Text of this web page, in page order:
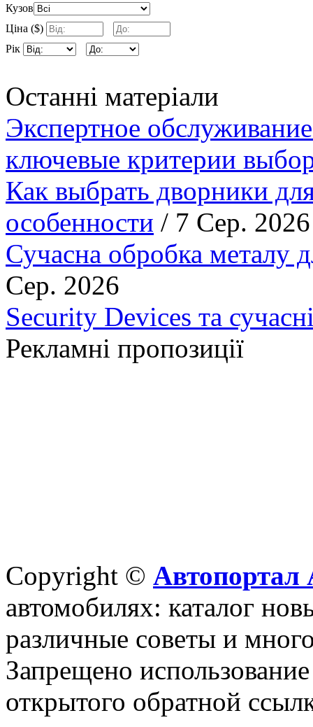
Кузов
Ціна ($)
Рік
Останні матеріали
Экспертное
ключевые критерии
Как выбрать дворники
особенности / 7 Сер. 2026
Сучасна обробка металу
Сер. 2026
Security Devices та
Рекламні пропозиції
Copyright © Автопортал
автомобилях: каталог
различные советы и
Запрещено
открытого обратной